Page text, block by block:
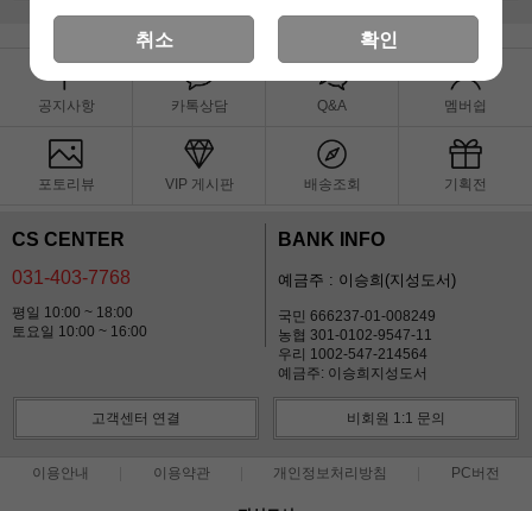
공지사항 카톡상담 Q&A 멤버쉽
포토리뷰 VIP 게시판 배송조회 기획전
CS CENTER
031-403-7768
평일 10:00 ~ 18:00
토요일 10:00 ~ 16:00
BANK INFO
예금주 : 이승희(지성도서)
국민 666237-01-008249
농협 301-0102-9547-11
우리 1002-547-214564
예금주: 이승희지성도서
고객센터 연결 비회원 1:1 문의
이용안내 이용약관 개인정보처리방침 PC버전
취소 확인